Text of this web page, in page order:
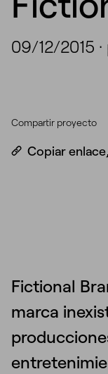
09/12/2015 ·
Compartir proyecto
Copiar enlace,
Fictional
marca